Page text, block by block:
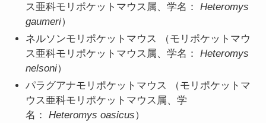
ス亜科モリポケットマウス属、学名：Heteromys
gaumeri）
ネルソンモリポケットマウス （モリポケットマウ
ス亜科モリポケットマウス属、学名：Heteromys
nelsoni）
パラグアナモリポケットマウス （モリポケットマ
ウス亜科モリポケットマウス属、学
名：Heteromys oasicus）